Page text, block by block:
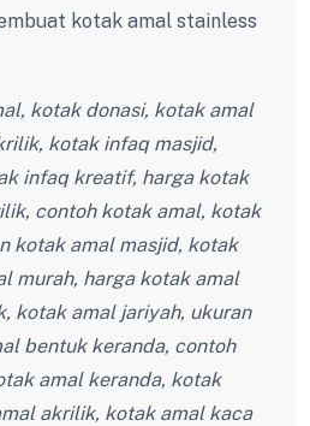
kotak amal stainless
kotak donasi, kotak amal
kotak infaq masjid,
infaq kreatif, harga kotak
contoh kotak amal, kotak
kotak amal masjid, kotak
murah, harga kotak amal
kotak amal jariyah, ukuran
bentuk keranda, contoh
amal keranda, kotak
akrilik, kotak amal kaca